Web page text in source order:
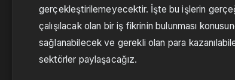
gerçekleştirilemeyecektir. İşte bu işlerin
çalışılacak olan bir iş fikrinin bulunması
sağlanabilecek ve gerekli olan para
sektörler paylaşacağız.